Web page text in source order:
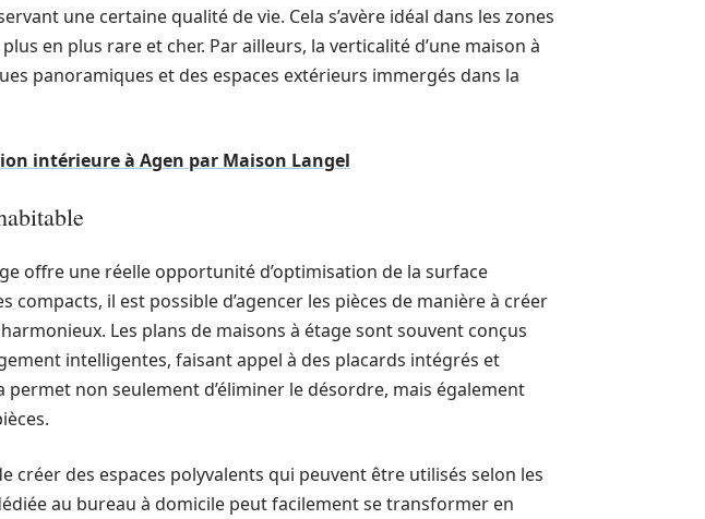
une certaine qualité de vie. Cela s’avère idéal dans les zones
en plus rare et cher. Par ailleurs, la verticalité d’une maison à
panoramiques et des espaces extérieurs immergés dans la
intérieure à Agen par Maison Langel
offre une réelle opportunité d’optimisation de la surface
compacts, il est possible d’agencer les pièces de manière à créer
Les plans de maisons à étage sont souvent conçus
intelligentes, faisant appel à des placards intégrés et
permet non seulement d’éliminer le désordre, mais également
créer des espaces polyvalents qui peuvent être utilisés selon les
au bureau à domicile peut facilement se transformer en